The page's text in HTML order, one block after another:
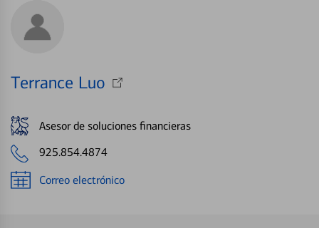
Terrance Luo
Asesor de soluciones financieras
925.854.4874
Correo electrónico